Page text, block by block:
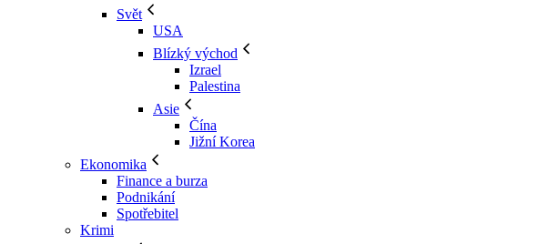
Svět
USA
Blízký východ
Izrael
Palestina
Asie
Čína
Jižní Korea
Ekonomika
Finance a burza
Podnikání
Spotřebitel
Krimi